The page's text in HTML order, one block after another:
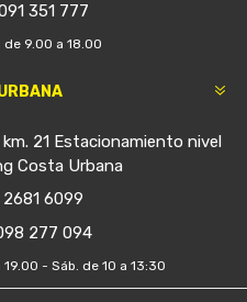
351 777
de 9.00 a 18.00
21 Estacionamiento nivel
Costa Urbana
6099
277 094
- Sáb. de 10 a 13:30